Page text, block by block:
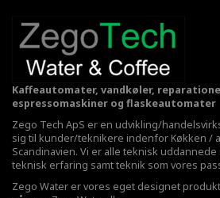
Kaffeautomater, vandkøler,
espressomaskiner og flaskeautomater
Zego Tech ApS er en udvikling/
sig til kunder/teknikere indenfor Køkken /
Scandinavien. Vi er alle teknisk
teknisk erfaring samt teknik som vores
Zego Water er vores eget designet